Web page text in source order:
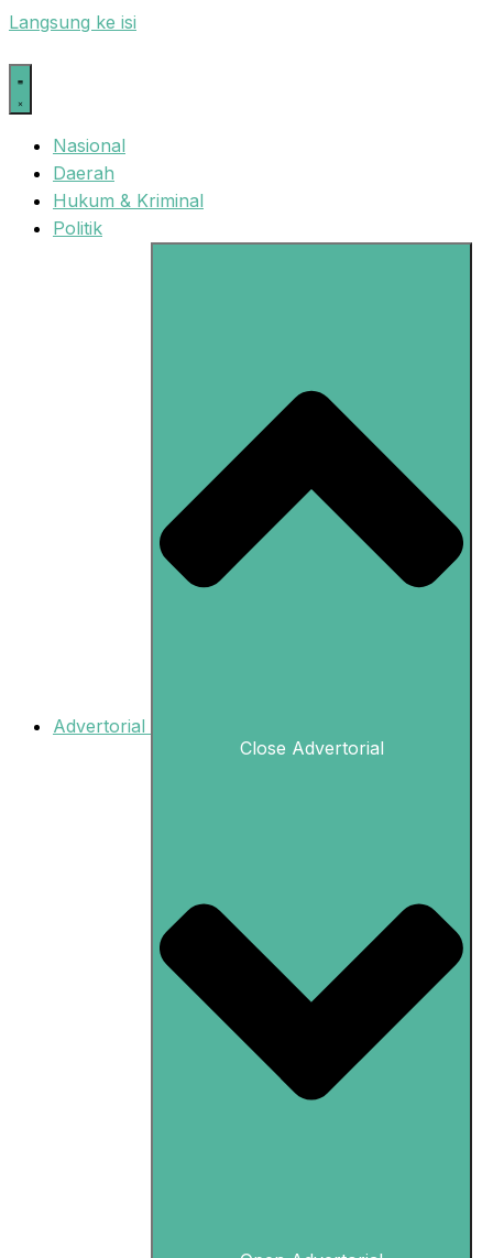
Langsung ke isi
Nasional
Daerah
Hukum & Kriminal
Politik
Advertorial
Close Advertorial